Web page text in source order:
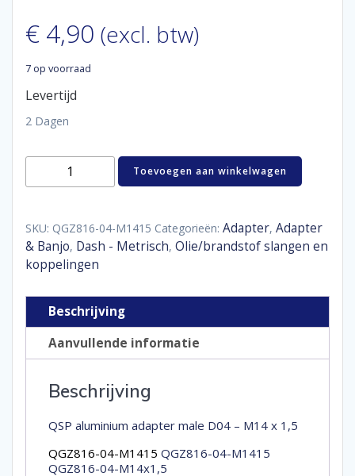
€ 4,90 (excl. btw)
7 op voorraad
Levertijd
2 Dagen
Aluminum
adaptor
-
M14
x
1,5
Toevoegen aan winkelwagen
SKU: QGZ816-04-M1415 Categorieën: Adapter, Adapter
& Banjo, Dash - Metrisch, Olie/brandstof slangen en
koppelingen
Beschrijving
Aanvullende informatie
Beschrijving
QSP aluminium adapter male D04 – M14 x 1,5
QGZ816-04-M1415 QGZ816-04-M1415
QGZ816-04-M14x1,5